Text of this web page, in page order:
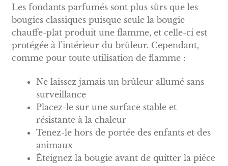
Les fondants parfumés sont plus sûrs que les
bougies classiques puisque seule la bougie
chauffe-plat produit une flamme, et celle-ci est
protégée à l’intérieur du brûleur. Cependant,
comme pour toute utilisation de flamme :
Ne laissez jamais un brûleur allumé sans
surveillance
Placez-le sur une surface stable et
résistante à la chaleur
Tenez-le hors de portée des enfants et des
animaux
Éteignez la bougie avant de quitter la pièce